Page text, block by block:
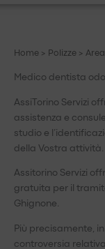
Home > Polizze >
Medico dentista
AssiTorino Servizi
assistenza e
studio e
della Vostra attività.
Assitorino Servizi
gratuita per il
Ghignone.
Più precisamente,
controversia